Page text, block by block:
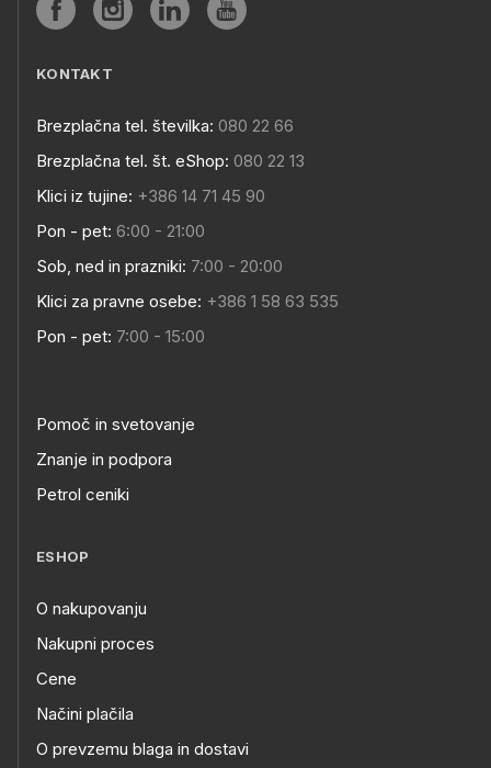
KONTAKT
Brezplačna tel. številka: 080 22 66
Brezplačna tel. št. eShop: 080 22 13
Klici iz tujine: +386 14 71 45 90
Pon - pet: 6:00 - 21:00
Sob, ned in prazniki: 7:00 - 20:00
Klici za pravne osebe: +386 1 58 63 535
Pon - pet: 7:00 - 15:00
Pomoč in svetovanje
Znanje in podpora
Petrol ceniki
ESHOP
O nakupovanju
Nakupni proces
Cene
Načini plačila
O prevzemu blaga in dostavi